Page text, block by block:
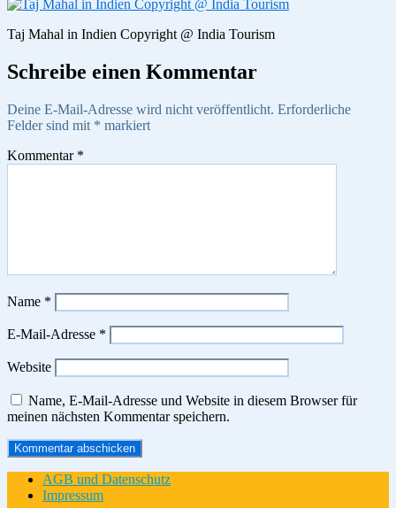
Taj Mahal in Indien Copyright @ India Tourism
Schreibe einen Kommentar
Deine E-Mail-Adresse wird nicht veröffentlicht. Erforderliche
Felder sind mit * markiert
Kommentar *
Name *
E-Mail-Adresse *
Website
Name, E-Mail-Adresse und Website in diesem Browser für
meinen nächsten Kommentar speichern.
AGB und Datenschutz
Impressum